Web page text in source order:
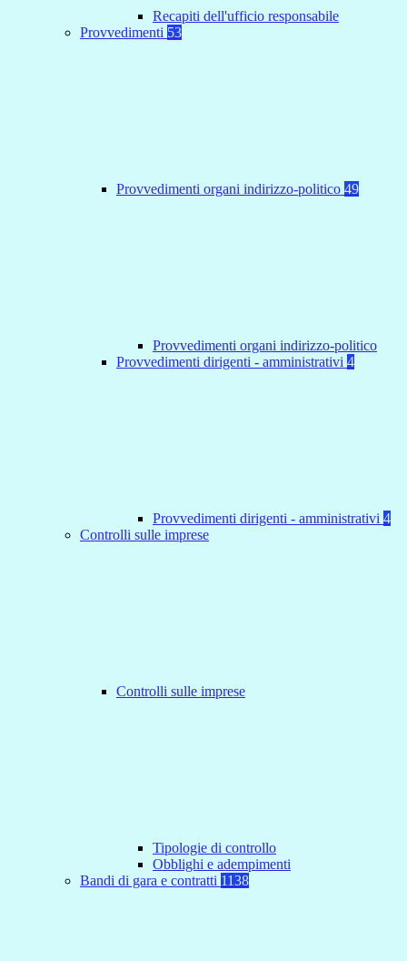
Recapiti dell'ufficio responsabile
Provvedimenti 53
Provvedimenti organi indirizzo-politico 49
Provvedimenti organi indirizzo-politico
Provvedimenti dirigenti - amministrativi 4
Provvedimenti dirigenti - amministrativi 4
Controlli sulle imprese
Controlli sulle imprese
Tipologie di controllo
Obblighi e adempimenti
Bandi di gara e contratti 1138